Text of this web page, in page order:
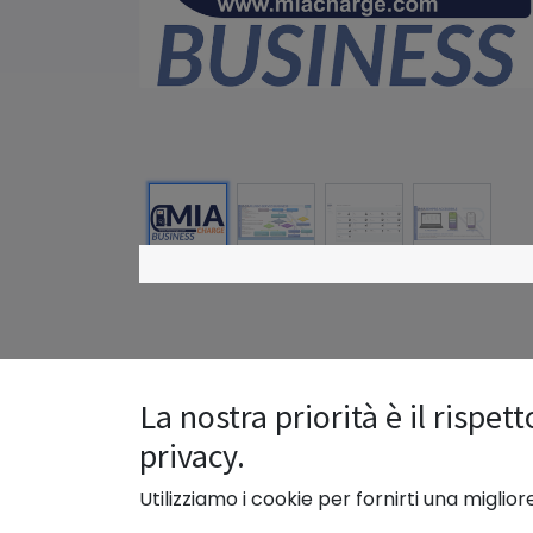
La nostra priorità è il
privacy.
Utilizziamo i cookie per fornirti una